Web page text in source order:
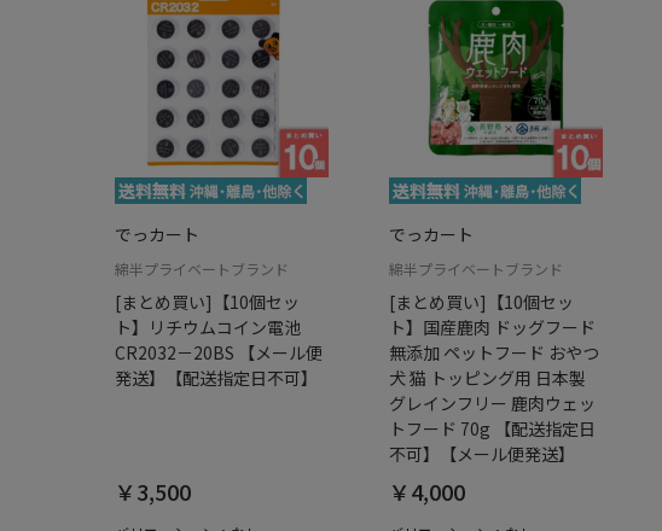
でっカート
綿半プライベートブランド
[まとめ買い]【10個セッ
ト】リチウムコイン電池
CR2032－20BS 【メール便
発送】【配送指定日不可】
￥3,500
でっカート
綿半プライベートブランド
[まとめ買い]【10個セッ
ト】国産鹿肉 ドッグフード
無添加 ペットフード おやつ
犬 猫 トッピング用 日本製
グレインフリー 鹿肉ウェッ
トフード 70g 【配送指定日
不可】【メール便発送】
￥4,000